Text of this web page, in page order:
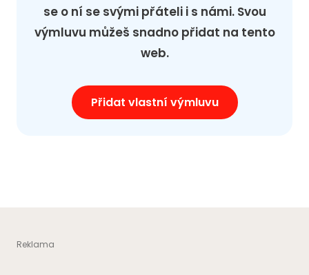
se o ní se svými přáteli i s námi. Svou
výmluvu můžeš snadno přidat na tento
web.
Přidat vlastní výmluvu